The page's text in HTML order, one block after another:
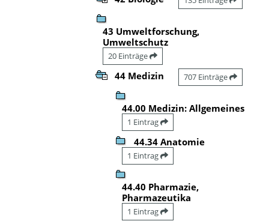
43 Umweltforschung,
Umweltschutz
20 Einträge
44 Medizin 707 Einträge
44.00 Medizin: Allgemeines
1 Eintrag
44.34 Anatomie
1 Eintrag
44.40 Pharmazie,
Pharmazeutika
1 Eintrag